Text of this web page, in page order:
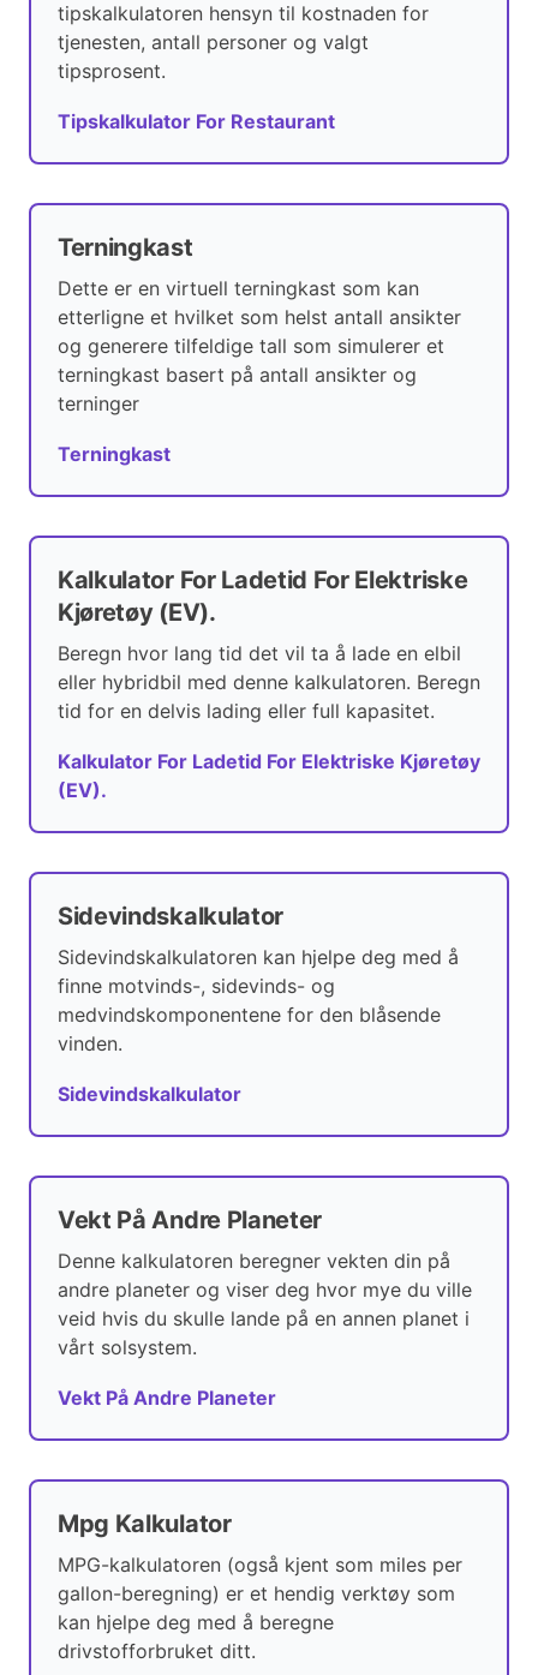
tipskalkulatoren hensyn til kostnaden for
tjenesten, antall personer og valgt
tipsprosent.
Tipskalkulator For Restaurant
Terningkast
Dette er en virtuell terningkast som kan
etterligne et hvilket som helst antall ansikter
og generere tilfeldige tall som simulerer et
terningkast basert på antall ansikter og
terninger
Terningkast
Kalkulator For Ladetid For Elektriske
Kjøretøy (EV).
Beregn hvor lang tid det vil ta å lade en elbil
eller hybridbil med denne kalkulatoren. Beregn
tid for en delvis lading eller full kapasitet.
Kalkulator For Ladetid For Elektriske Kjøretøy
(EV).
Sidevindskalkulator
Sidevindskalkulatoren kan hjelpe deg med å
finne motvinds-, sidevinds- og
medvindskomponentene for den blåsende
vinden.
Sidevindskalkulator
Vekt På Andre Planeter
Denne kalkulatoren beregner vekten din på
andre planeter og viser deg hvor mye du ville
veid hvis du skulle lande på en annen planet i
vårt solsystem.
Vekt På Andre Planeter
Mpg Kalkulator
MPG-kalkulatoren (også kjent som miles per
gallon-beregning) er et hendig verktøy som
kan hjelpe deg med å beregne
drivstofforbruket ditt.